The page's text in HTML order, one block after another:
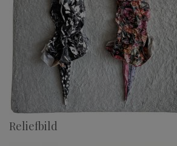
Reliefbild